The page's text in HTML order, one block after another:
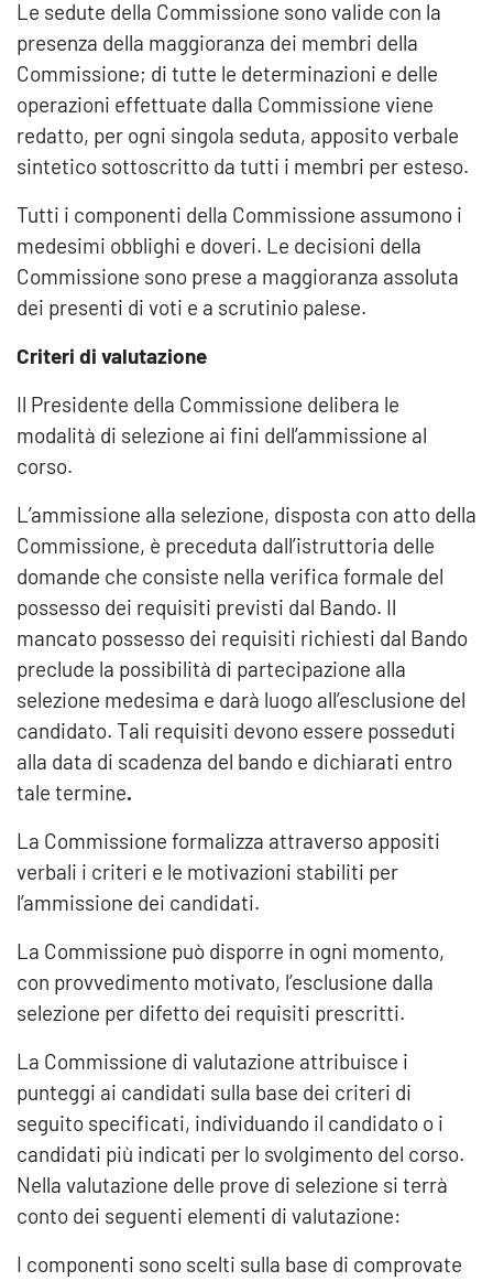
Le sedute della Commissione sono valide con la
presenza della maggioranza dei membri della
Commissione; di tutte le determinazioni e delle
operazioni effettuate dalla Commissione viene
redatto, per ogni singola seduta, apposito verbale
sintetico sottoscritto da tutti i membri per esteso.
Tutti i componenti della Commissione assumono i
medesimi obblighi e doveri. Le decisioni della
Commissione sono prese a maggioranza assoluta
dei presenti di voti e a scrutinio palese.
Criteri di valutazione
Il Presidente della Commissione delibera le
modalità di selezione ai fini dell’ammissione al
corso.
L’ammissione alla selezione, disposta con atto della
Commissione, è preceduta dall’istruttoria delle
domande che consiste nella verifica formale del
possesso dei requisiti previsti dal Bando. Il
mancato possesso dei requisiti richiesti dal Bando
preclude la possibilità di partecipazione alla
selezione medesima e darà luogo all’esclusione del
candidato. Tali requisiti devono essere posseduti
alla data di scadenza del bando e dichiarati entro
tale termine.
La Commissione formalizza attraverso appositi
verbali i criteri e le motivazioni stabiliti per
l’ammissione dei candidati.
La Commissione può disporre in ogni momento,
con provvedimento motivato, l’esclusione dalla
selezione per difetto dei requisiti prescritti.
La Commissione di valutazione attribuisce i
punteggi ai candidati sulla base dei criteri di
seguito specificati, individuando il candidato o i
candidati più indicati per lo svolgimento del corso.
Nella valutazione delle prove di selezione si terrà
conto dei seguenti elementi di valutazione:
I componenti sono scelti sulla base di comprovate